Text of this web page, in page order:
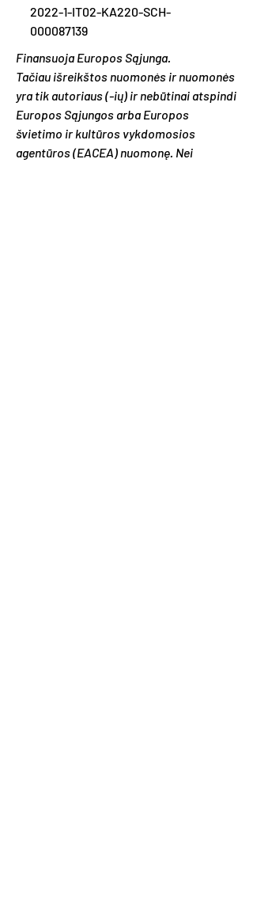
2022-1-IT02-KA220-SCH-
000087139
Finansuoja Europos Sąjunga.
Tačiau išreikštos nuomonės ir nuomonės
yra tik autoriaus (-ių) ir nebūtinai atspindi
Europos Sąjungos arba Europos
švietimo ir kultūros vykdomosios
agentūros (EACEA) nuomonę. Nei